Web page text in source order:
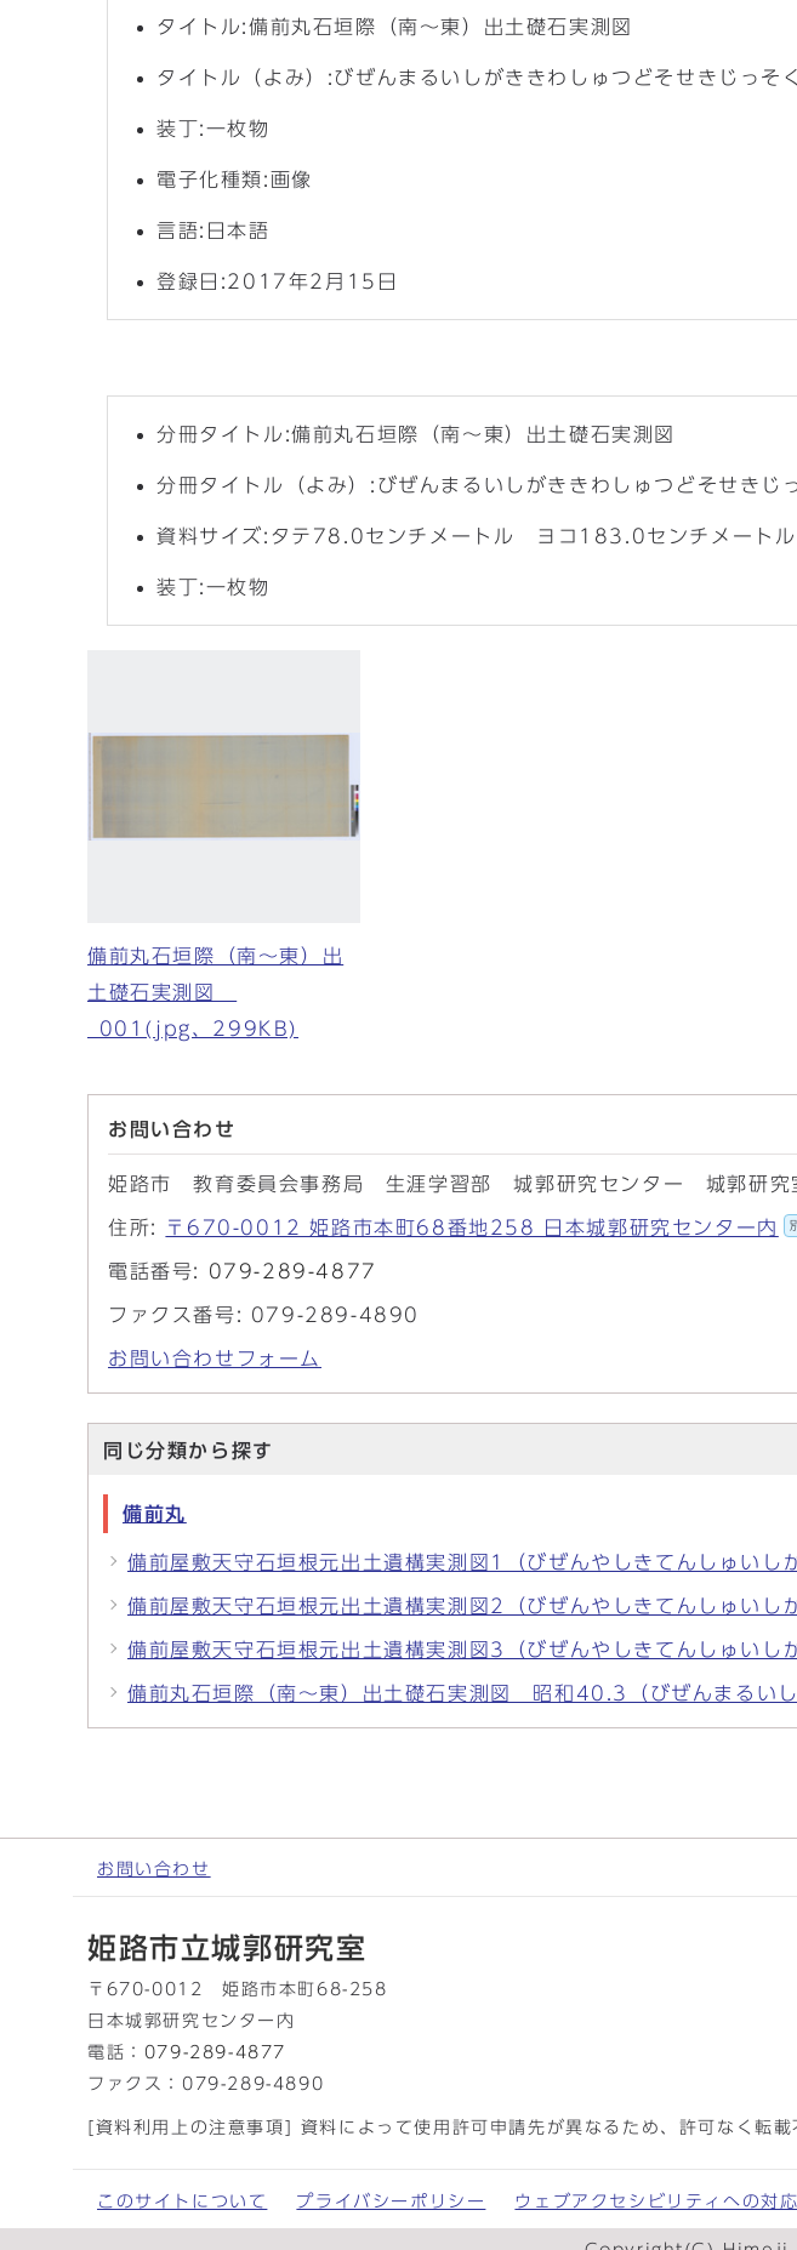
タイトル:備前丸石垣際（南〜東）出土礎石実測図
タイトル（よみ）:びぜんまるいしがききわしゅつどそせきじっそ
装丁:一枚物
電子化種類:画像
言語:日本語
登録日:2017年2月15日
分冊タイトル:備前丸石垣際（南〜東）出土礎石実測図
分冊タイトル（よみ）:びぜんまるいしがききわしゅつどそせきじ
資料サイズ:タテ78.0センチメートル ヨコ183.0センチメートル
装丁:一枚物
備前丸石垣際（南〜東）出
土礎石実測図
_001(jpg、299KB)
お問い合わせ
姫路市 教育委員会事務局 生涯学習部 城郭研究センター 城郭研究
住所: 〒670-0012 姫路市本町68番地258 日本城郭研究センター内
電話番号: 079-289-4877
ファクス番号: 079-289-4890
お問い合わせフォーム
同じ分類から探す
備前丸
備前屋敷天守石垣根元出土遺構実測図1（びぜんやしきてんしゅいし
備前屋敷天守石垣根元出土遺構実測図2（びぜんやしきてんしゅいし
備前屋敷天守石垣根元出土遺構実測図3（びぜんやしきてんしゅいし
備前丸石垣際（南〜東）出土礎石実測図 昭和40.3（びぜんまるいし
お問い合わせ
姫路市立城郭研究室
〒670-0012 姫路市本町68-258
日本城郭研究センター内
電話： 079-289-4877
ファクス：079-289-4890
[資料利用上の注意事項] 資料によって使用許可申請先が異なるため、許可なく転載
このサイトについて プライバシーポリシー ウェブアクセシビリティへの対応